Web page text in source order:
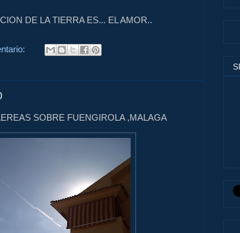
DE LA TIERRA ES... EL AMOR..
SOBRE FUENGIROLA ,MALAGA